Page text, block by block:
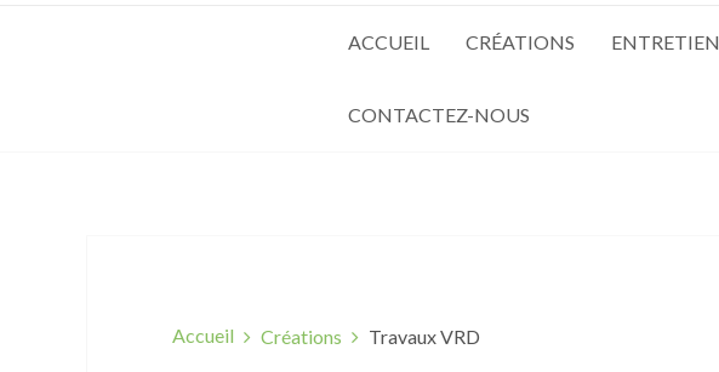
ACCUEIL CRÉATIONS ENTRETIEN
CONTACTEZ-NOUS
Accueil Créations Travaux VRD